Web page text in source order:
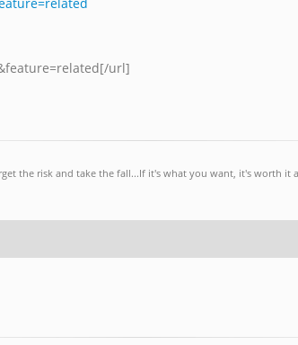
url]
the risk and take the fall...If it's what you want, it's worth it